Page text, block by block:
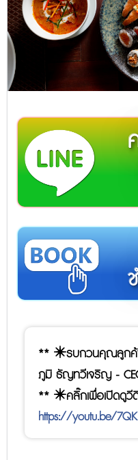
** ✴️รบกวนคุณลูกค้า
ภูมิ ธัญทวีเจริญ -
** ✴️คลิ๊กเพื่อเปิดดูวี
https://youtu.be/